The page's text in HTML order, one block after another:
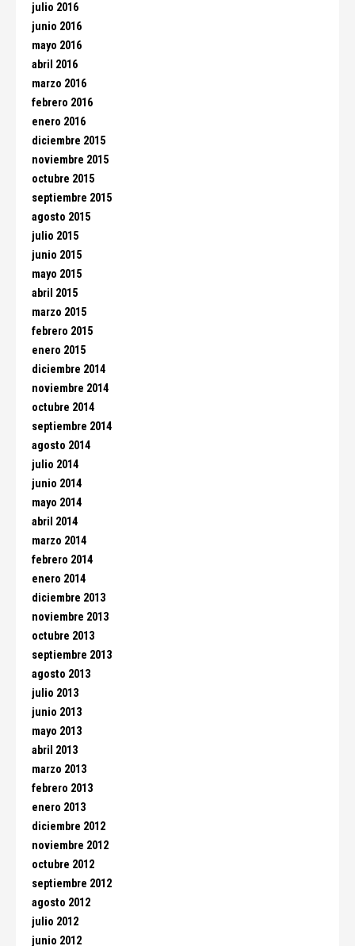
julio 2016
junio 2016
mayo 2016
abril 2016
marzo 2016
febrero 2016
enero 2016
diciembre 2015
noviembre 2015
octubre 2015
septiembre 2015
agosto 2015
julio 2015
junio 2015
mayo 2015
abril 2015
marzo 2015
febrero 2015
enero 2015
diciembre 2014
noviembre 2014
octubre 2014
septiembre 2014
agosto 2014
julio 2014
junio 2014
mayo 2014
abril 2014
marzo 2014
febrero 2014
enero 2014
diciembre 2013
noviembre 2013
octubre 2013
septiembre 2013
agosto 2013
julio 2013
junio 2013
mayo 2013
abril 2013
marzo 2013
febrero 2013
enero 2013
diciembre 2012
noviembre 2012
octubre 2012
septiembre 2012
agosto 2012
julio 2012
junio 2012